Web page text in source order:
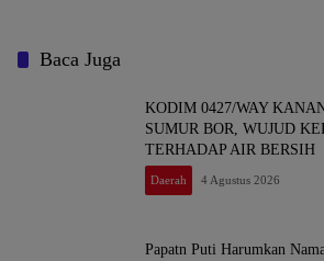
Baca Juga
KODIM 0427/WAY
SUMUR BOR, WUJUD
TERHADAP AIR BERSIH
Daerah 4 Agustus 2026
Papatn Puti Harumkan